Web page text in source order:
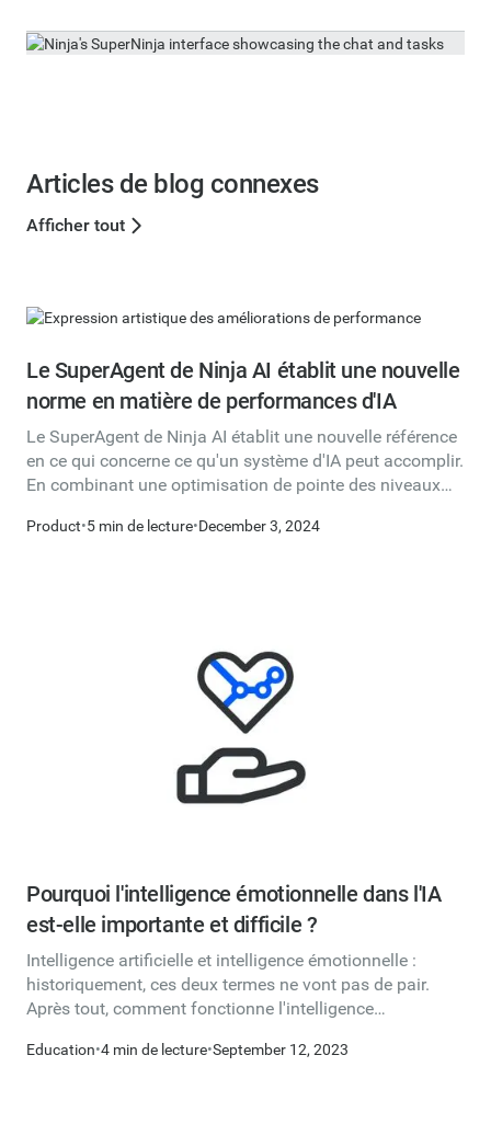
Articles de blog connexes
Afficher tout
Le SuperAgent de Ninja AI établit une nouvelle
norme en matière de performances d'IA
Le SuperAgent de Ninja AI établit une nouvelle référence
en ce qui concerne ce qu'un système d'IA peut accomplir.
En combinant une optimisation de pointe des niveaux
raffinement basé sur les critiques, SuperAgent fournit
Product•5 min de lecture•December 3, 2024
Pourquoi l'intelligence émotionnelle dans l'IA
est-elle importante et difficile ?
Intelligence artificielle et intelligence émotionnelle :
historiquement, ces deux termes ne vont pas de pair.
Après tout, comment fonctionne l'intelligence
fonctionner, est-ce une bonne chose ?
Education•4 min de lecture•September 12, 2023